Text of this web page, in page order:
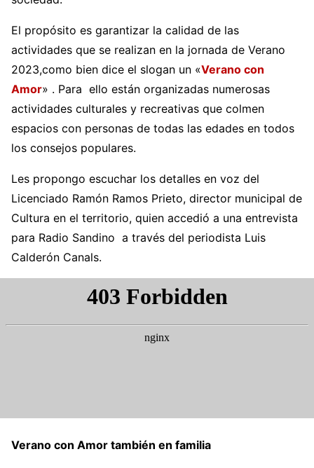
El propósito es garantizar la calidad de las
actividades que se realizan en la jornada de Verano
2023,como bien dice el slogan un «Verano con
Amor» . Para ello están organizadas numerosas
actividades culturales y recreativas que colmen
espacios con personas de todas las edades en todos
los consejos populares.
Les propongo escuchar los detalles en voz del
Licenciado Ramón Ramos Prieto, director municipal de
Cultura en el territorio, quien accedió a una entrevista
para Radio Sandino a través del periodista Luis
Calderón Canals.
Verano con Amor también en familia